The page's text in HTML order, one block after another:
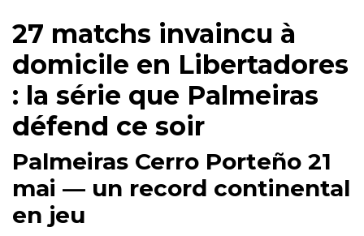
27 matchs invaincu à
domicile en Libertadores
: la série que Palmeiras
défend ce soir
Palmeiras Cerro Porteño 21
mai — un record continental
en jeu